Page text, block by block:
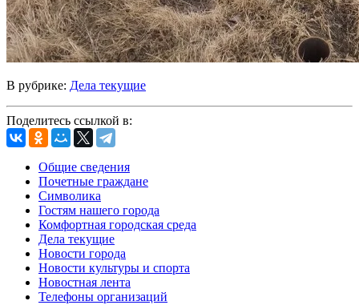
В рубрике: Дела текущие
Поделитесь ссылкой в:
Общие сведения
Почетные граждане
Символика
Гостям нашего города
Комфортная городская среда
Дела текущие
Новости города
Новости культуры и спорта
Новостная лента
Телефоны организаций